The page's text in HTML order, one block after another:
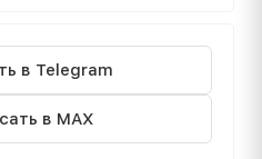
в Telegram
в MAX